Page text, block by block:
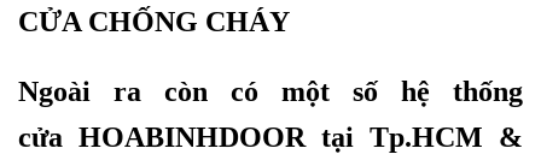
CỬA CHỐNG CHÁY
Ngoài ra còn có một số hệ thống
cửa HOABINHDOORtại Tp.HCM &